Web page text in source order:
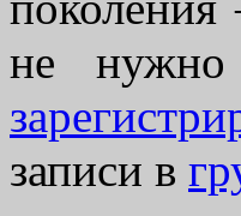
не нужно
записи в